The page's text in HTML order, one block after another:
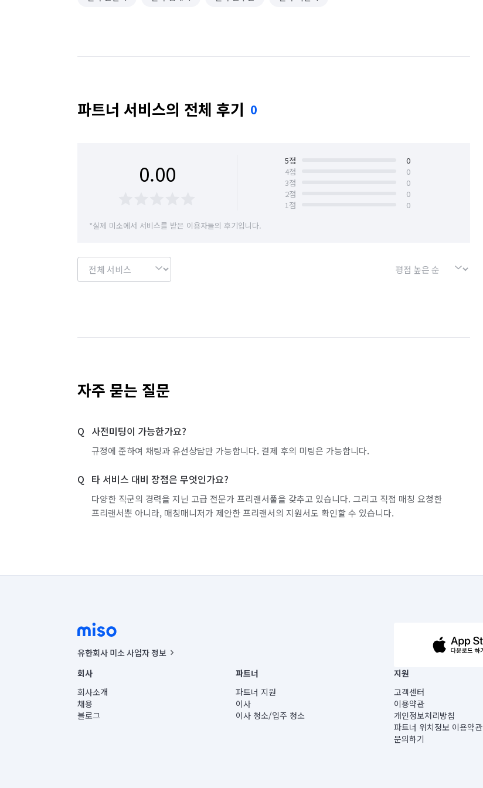
파트너 서비스의 전체 후기 0
0.00 5점
0
4점
0
3점
0
2점
0
1점
0
*실제 미소에서 서비스를 받은 이용자들의 후기입니다.
자주 묻는 질문
사전미팅이 가능한가요?
규정에 준하여 채팅과 유선상담만 가능합니다. 결제 후의 미팅은 가능합니다.
타 서비스 대비 장점은 무엇인가요?
다양한 직군의 경력을 지닌 고급 전문가 프리랜서풀을 갖추고 있습니다. 그리고 직접 매칭 요청한
프리랜서뿐 아니라, 매칭매니저가 제안한 프리랜서의 지원서도 확인할 수 있습니다.
유한회사 미소 사업자 정보
사업자등록번호 : 291-87-00271 | 인허가번호 : 2016-3220163-14-5-00019 |
통신판매신고번호 : 2024-서울종로-1400(공정거래위원회 정보) |
대표이사 : CHING VICTOR COLUMBIA RHEE
주소 | 본사: 서울특별시 종로구 율곡로 6(중학동, 트윈트리빌딩) B동 5층
컨택센터 : 서울특별시 종로구 수송동 율곡로 24, 7층, 8층 미소
회사
회사소개
채용
블로그
파트너
파트너 지원
이사
이사 청소/입주 청소
지원
고객센터
이용약관
개인정보처리방침
파트너 위치정보 이용약관
문의하기